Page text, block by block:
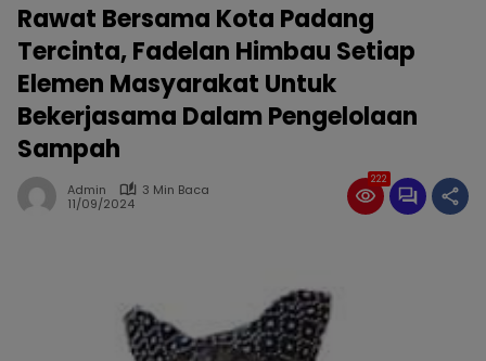
Rawat Bersama Kota Padang
Tercinta, Fadelan Himbau Setiap
Elemen Masyarakat Untuk
Bekerjasama Dalam Pengelolaan
Sampah
Admin
3 Min Baca
11/09/2024
222